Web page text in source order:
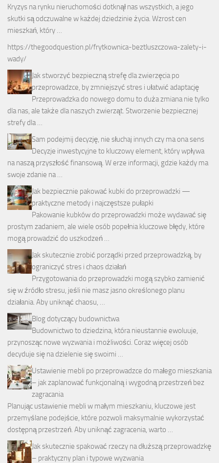
Kryzys na rynku nieruchomości dotknął nas wszystkich, a jego
skutki są odczuwalne w każdej dziedzinie życia. Wzrost cen
mieszkań, który …
https://thegoodquestion.pl/frytkownica-beztluszczowa-zalety-i-
wady/
Jak stworzyć bezpieczną strefę dla zwierzęcia po
przeprowadzce, by zmniejszyć stres i ułatwić adaptację
Przeprowadzka do nowego domu to duża zmiana nie tylko
dla nas, ale także dla naszych zwierząt. Stworzenie bezpiecznej
strefy dla …
Sam podejmij decyzję, nie słuchaj innych czy ma ona sens
Decyzje inwestycyjne to kluczowy element, który wpływa
na naszą przyszłość finansową. W erze informacji, gdzie każdy ma
swoje zdanie na …
Jak bezpiecznie pakować kubki do przeprowadzki —
praktyczne metody i najczęstsze pułapki
Pakowanie kubków do przeprowadzki może wydawać się
prostym zadaniem, ale wiele osób popełnia kluczowe błędy, które
mogą prowadzić do uszkodzeń …
Jak skutecznie zrobić porządki przed przeprowadzką, by
ograniczyć stres i chaos działań
Przygotowania do przeprowadzki mogą szybko zamienić
się w źródło stresu, jeśli nie masz jasno określonego planu
działania. Aby uniknąć chaosu, …
Blog dotyczący budownictwa
Budownictwo to dziedzina, która nieustannie ewoluuje,
przynosząc nowe wyzwania i możliwości. Coraz więcej osób
decyduje się na dzielenie się swoimi …
Ustawienie mebli po przeprowadzce do małego mieszkania
– jak zaplanować funkcjonalną i wygodną przestrzeń bez
zagracania
Planując ustawienie mebli w małym mieszkaniu, kluczowe jest
przemyślane podejście, które pozwoli maksymalnie wykorzystać
dostępną przestrzeń. Aby uniknąć zagracenia, warto …
Jak skutecznie spakować rzeczy na dłuższą przeprowadzkę
– praktyczny plan i typowe wyzwania